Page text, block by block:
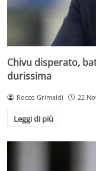
Chivu disperato,
durissima
Rocco Grimaldi 22
Leggi di più